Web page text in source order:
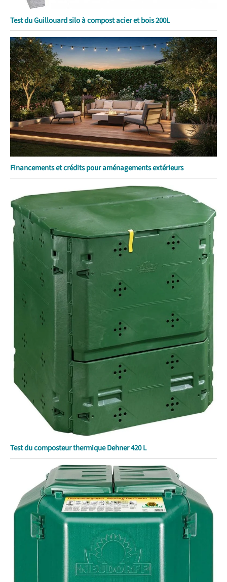
Test du Guillouard silo à compost acier et bois 200L
Financements et crédits pour aménagements extérieurs
Test du composteur thermique Dehner 420 L